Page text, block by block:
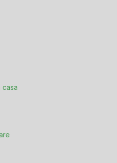
casa